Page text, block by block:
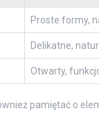
Proste formy,
Delikatne,
Otwarty,
pamiętać o